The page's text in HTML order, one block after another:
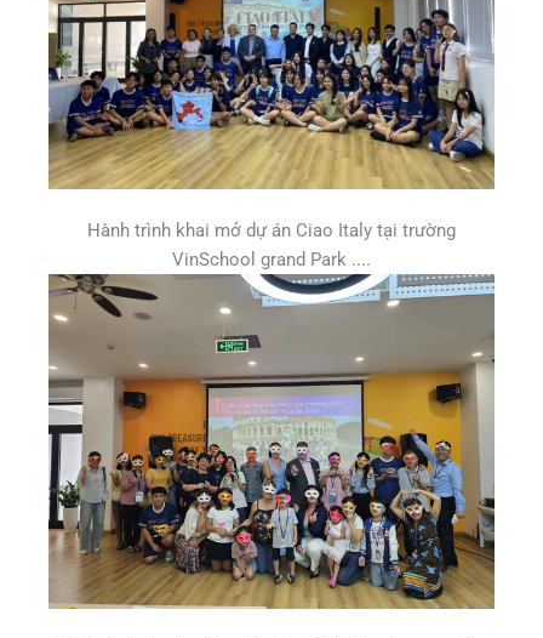
Hành trình khai mở dự án Ciao Italy tại trường
VinSchool grand Park ....